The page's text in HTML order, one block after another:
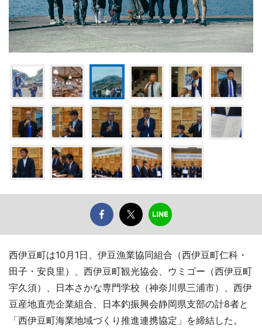
西伊豆町は10月1日、伊豆漁業協同組合（西伊豆町仁科・
田子・安良里）、西伊豆町観光協会、ウミゴー（西伊豆町
宇久須）、日本さかな専門学校（神奈川県三浦市）、西伊
豆産地直売企業組合、日本釣振興会静岡県支部の計8者と
「西伊豆町海業地域づくり推進連携協定」を締結した。